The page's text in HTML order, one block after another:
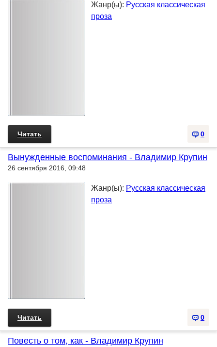
Жанр(ы): Русская классическая
проза
0
Читать
Вынужденные воспоминания - Владимир Крупин
26 сентября 2016, 09:48
Жанр(ы): Русская классическая
проза
0
Читать
Повесть о том, как - Владимир Крупин